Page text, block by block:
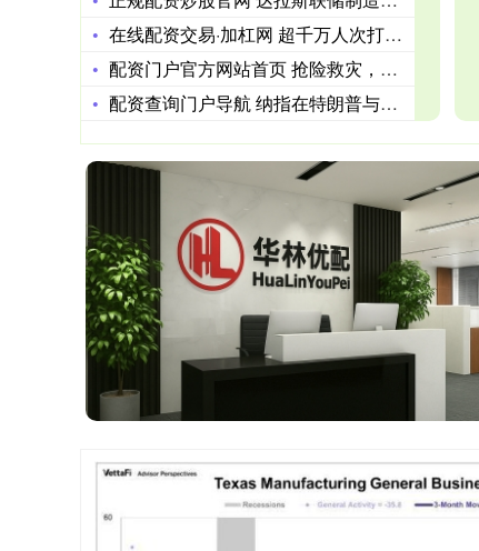
在线配资交易·加杠网 超千万人次打卡，肇庆持续刷屏！
配资门户官方网站首页 抢险救灾，潍坊一航空救援队伍获省级表扬
配资查询门户导航 纳指在特朗普与普京会谈结果揭晓前收跌0.4